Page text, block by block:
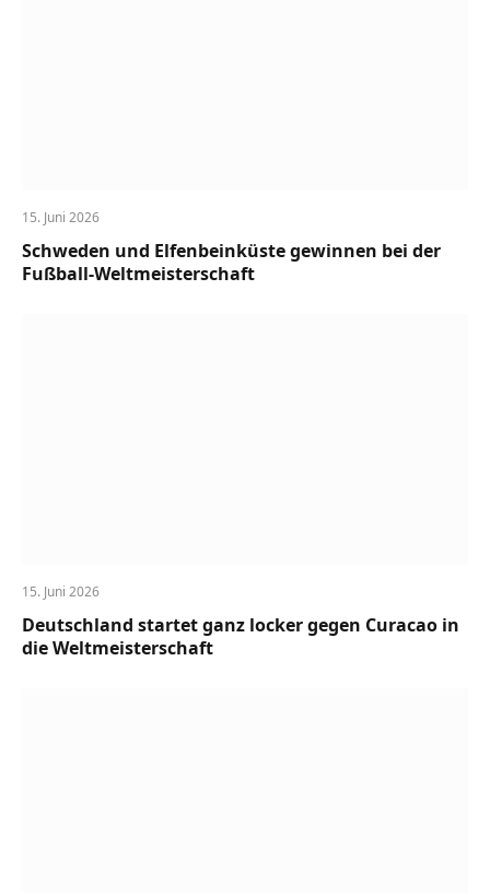
15. Juni 2026
Schweden und Elfenbeinküste gewinnen bei der
Fußball-Weltmeisterschaft
15. Juni 2026
Deutschland startet ganz locker gegen Curacao in
die Weltmeisterschaft